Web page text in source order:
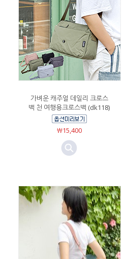
가벼운 캐주얼 데일리 크로스
백 천 여행용크로스백 (dk118)
￦15,400